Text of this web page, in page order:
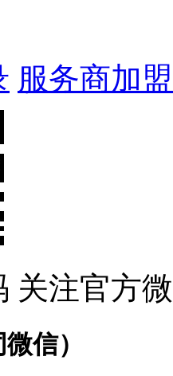
服务商加盟
关注官方
信）